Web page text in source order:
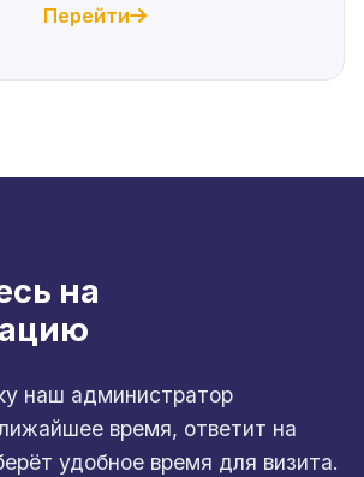
Перейти
на
наш администратор
время, ответит на
удобное время для визита.